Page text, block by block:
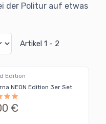
der Politur auf etwas
Artikel 1 - 2
Edition
NEON Edition 3er Set
€